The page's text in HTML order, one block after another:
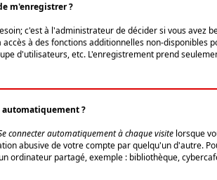
m'enregistrer ?
c'est à l'administrateur de décider si vous
à des fonctions additionnelles non-disponibles
d'utilisateurs, etc. L'enregistrement prend
automatiquement ?
connecter automatiquement à chaque visite lorsque
abusive de votre compte par quelqu'un d'autre.
ordinateur partagé, exemple : bibliothèque,